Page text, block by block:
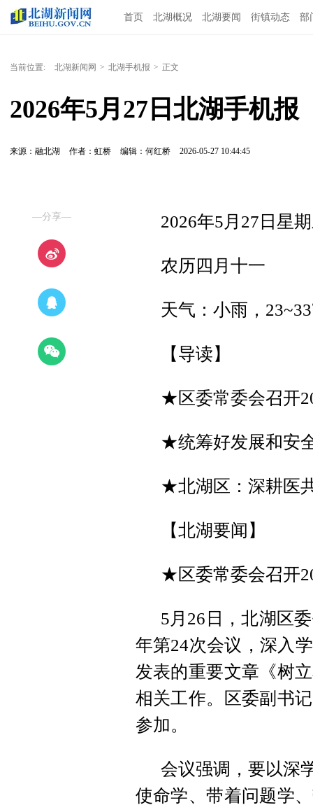
首页 北湖概况 北湖要闻 街镇动态 部
当前位置: 北湖新闻网 > 北湖手机报 > 正文
2026年5月27日北湖手机报
来源：融北湖 作者：虹桥 编辑：何红桥 2026-05-27 10:44:45
—分享— 2026年5月27日星
农历四月十一
天气：小雨，
【导读】
★区委常委会召开
★统筹好发展和安
★北湖区：深耕医
【北湖要闻】
★区委常委会召开
5月26日，北湖区
年第24次会议，深入
发表的重要文章《树
相关工作。区委副书
参加。
会议强调，要以深
使命学、带着问题学